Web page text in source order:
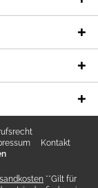
Kontakt
**Gilt für